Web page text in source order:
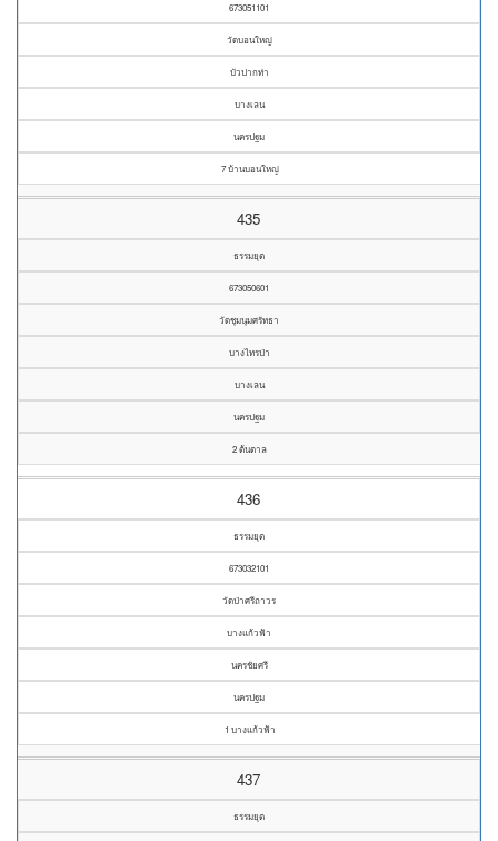
673051101
วัดบอนใหญ่
บัวปากท่า
บางเลน
นครปฐม
7 บ้านบอนใหญ่
435
ธรรมยุต
673050601
วัดชุมนุมศรัทธา
บางไทรป่า
บางเลน
นครปฐม
2 ต้นตาล
436
ธรรมยุต
673032101
วัดป่าศรีถาวร
บางแก้วฟ้า
นครชัยศรี
นครปฐม
1 บางแก้วฟ้า
437
ธรรมยุต